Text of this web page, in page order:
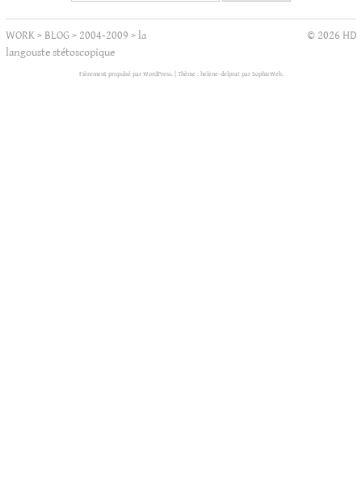
WORK>BLOG> 2004-2009 >la
langouste stétoscopique
© 2026 HD
Fièrement propulsé par WordPress. Thème : helene-delprat par SophieWeb.